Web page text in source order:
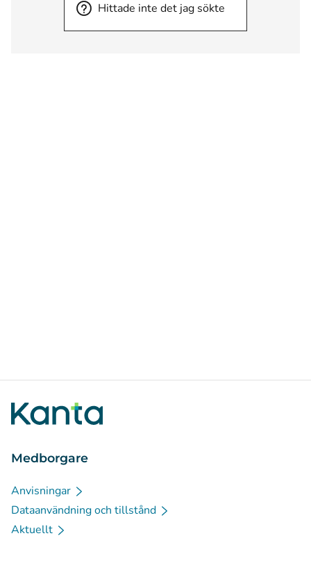
Hittade inte det jag sökte
Medborgare
Anvisningar
Dataanvändning och tillstånd
Aktuellt